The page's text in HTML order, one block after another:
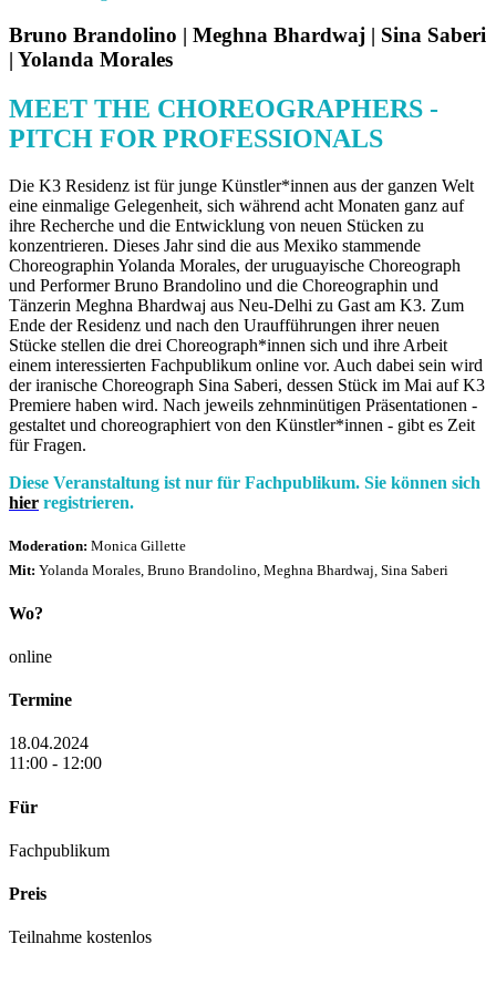
Bruno Brandolino | Meghna Bhardwaj | Sina Saberi
| Yolanda Morales
MEET THE CHOREOGRAPHERS -
PITCH FOR PROFESSIONALS
Die K3 Residenz ist für junge Künstler*innen aus der ganzen Welt
eine einmalige Gelegenheit, sich während acht Monaten ganz auf
ihre Recherche und die Entwicklung von neuen Stücken zu
konzentrieren. Dieses Jahr sind die aus Mexiko stammende
Choreographin Yolanda Morales, der uruguayische Choreograph
und Performer Bruno Brandolino und die Choreographin und
Tänzerin Meghna Bhardwaj aus Neu-Delhi zu Gast am K3. Zum
Ende der Residenz und nach den Uraufführungen ihrer neuen
Stücke stellen die drei Choreograph*innen sich und ihre Arbeit
einem interessierten Fachpublikum online vor. Auch dabei sein wird
der iranische Choreograph Sina Saberi, dessen Stück im Mai auf K3
Premiere haben wird. Nach jeweils zehnminütigen Präsentationen -
gestaltet und choreographiert von den Künstler*innen - gibt es Zeit
für Fragen.
Diese Veranstaltung ist nur für Fachpublikum. Sie können sich
hier registrieren.
Moderation: Monica Gillette
Mit: Yolanda Morales, Bruno Brandolino, Meghna Bhardwaj, Sina Saberi
Wo?
online
Termine
18.04.2024
11:00 - 12:00
Für
Fachpublikum
Preis
Teilnahme kostenlos